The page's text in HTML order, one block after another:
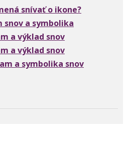
snívať o ikone?
snov a symbolika
a výklad snov
a výklad snov
a symbolika snov